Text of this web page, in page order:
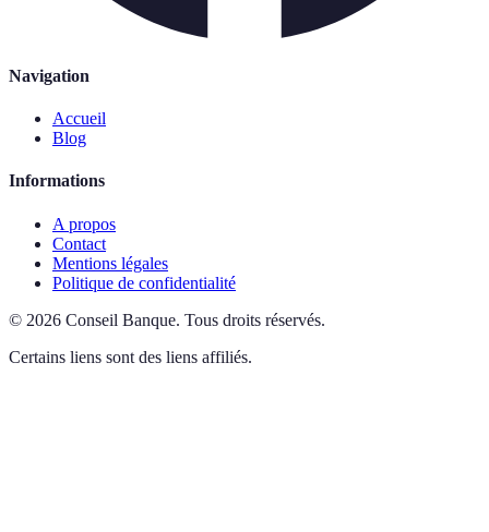
Navigation
Accueil
Blog
Informations
A propos
Contact
Mentions légales
Politique de confidentialité
© 2026 Conseil Banque. Tous droits réservés.
Certains liens sont des liens affiliés.